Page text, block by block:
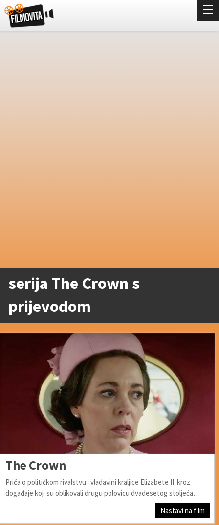
serija The Crown s
prijevodom
The Crown
Priča o političkom rivalstvu i vladavini kraljice Elizabete II. kroz
događaje koji su oblikovali drugu polovicu dvadesetog stoljeća…
Nastavi na film